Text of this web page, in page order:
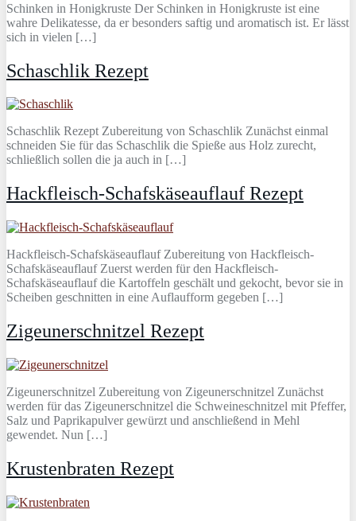
Schinken in Honigkruste Der Schinken in Honigkruste ist eine
wahre Delikatesse, da er besonders saftig und aromatisch ist. Er lässt
sich in vielen […]
Schaschlik Rezept
Schaschlik Rezept Zubereitung von Schaschlik Zunächst einmal
schneiden Sie für das Schaschlik die Spieße aus Holz zurecht,
schließlich sollen die ja auch in […]
Hackfleisch-Schafskäseauflauf Rezept
Hackfleisch-Schafskäseauflauf Zubereitung von Hackfleisch-
Schafskäseauflauf Zuerst werden für den Hackfleisch-
Schafskäseauflauf die Kartoffeln geschält und gekocht, bevor sie in
Scheiben geschnitten in eine Auflaufform gegeben […]
Zigeunerschnitzel Rezept
Zigeunerschnitzel Zubereitung von Zigeunerschnitzel Zunächst
werden für das Zigeunerschnitzel die Schweineschnitzel mit Pfeffer,
Salz und Paprikapulver gewürzt und anschließend in Mehl
gewendet. Nun […]
Krustenbraten Rezept